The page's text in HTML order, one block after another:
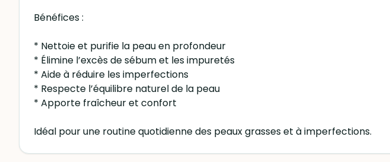
Bénéfices :
* Nettoie et purifie la peau en profondeur
* Élimine l’excès de sébum et les impuretés
* Aide à réduire les imperfections
* Respecte l’équilibre naturel de la peau
* Apporte fraîcheur et confort